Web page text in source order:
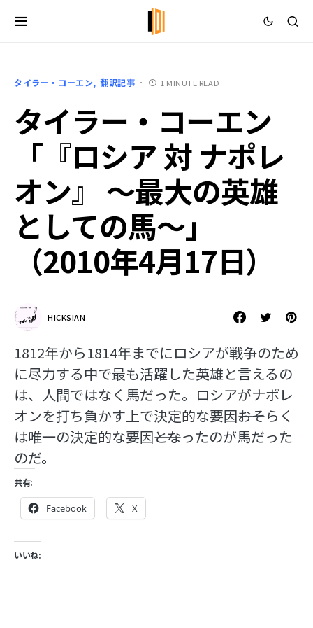
タイラー・コーエン 翻訳記事 1 MINUTE READ
タイラー・コーエン
「『ロシア 対 ナポレ
オン』 ～最大の英雄
としての馬～」
（2010年4月17日）
HICKSIAN
1812年から1814年までにロシアが戦争のため
に尽力する中で最も活躍した英雄と言えるの
は、人間ではなく馬だった。ロシアがナポレ
オンを打ち負かす上で決定的な要因――おそらく
は唯一の決定的な要因――となったのが馬だった
のだ。
共有:
Facebook X
いいね: